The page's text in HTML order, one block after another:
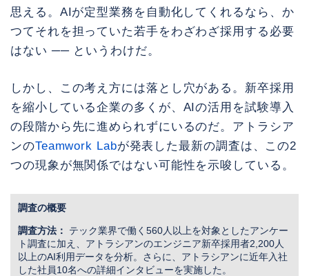
思える。AIが定型業務を自動化してくれるなら、か
つてそれを担っていた若手をわざわざ採用する必要
はない ── というわけだ。
しかし、この考え方には落とし穴がある。新卒採用
を縮小している企業の多くが、AIの活用を試験導入
の段階から先に進められずにいるのだ。アトラシア
ンのTeamwork Labが発表した最新の調査は、この2
つの現象が無関係ではない可能性を示唆している。
調査の概要
調査方法： テック業界で働く560人以上を対象としたアンケー
ト調査に加え、アトラシアンのエンジニア新卒採用者2,200人
以上のAI利用データを分析。さらに、アトラシアンに近年入社
した社員10名への詳細インタビューを実施した。